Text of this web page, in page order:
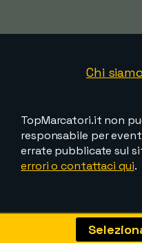
Chi siamo
TopMarcatori.it non
responsabile per
errate pubblicate sul
errori o contattaci qui.